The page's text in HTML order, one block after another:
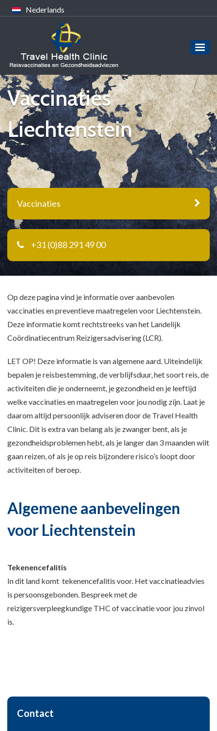
Nederlands
Vaccinaties
Liechtenstein
Vaccinaties
+31 (0)88 291 49 00
Op deze pagina vind je informatie over aanbevolen
vaccinaties en preventieve maatregelen voor Liechtenstein.
Deze informatie komt rechtstreeks van het Landelijk
Coördinatiecentrum Reizigersadvisering (LCR).
LET OP! Deze informatie is van algemene aard. Uiteindelijk
bepalen je reisbestemming, de verblijfsduur, het soort reis, de
activiteiten die je onderneemt, je gezondheid en je leeftijd
welke vaccinaties en maatregelen voor jou nodig zijn. Laat je
daarom altijd persoonlijk adviseren door de Travel Health
Clinic. Dit is extra van belang als je zwanger bent, als je
gezondheidsproblemen hebt, als je langer dan 3 maanden wilt
gaan reizen, of als je op reis bijzondere risico’s loopt door
activiteiten of beroep.
Algemene aanbevelingen
voor Liechtenstein
Tekenencefalitis
In dit land komt tekenencefalitis voor. Het vaccinatieadvies
is persoonsgebonden. Bespreek met de
reizigersverpleegkundige THC of vaccinatie voor jou zinvol
is.
Contact